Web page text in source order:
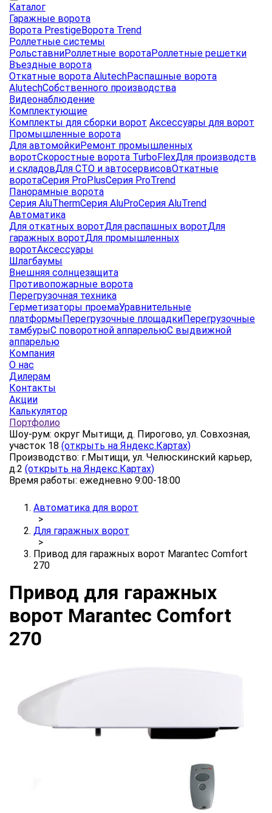
Каталог
Гаражные ворота
Ворота PrestigeВорота Trend
Роллетные системы
РольставниРоллетные воротаРоллетные решетки
Въездные ворота
Откатные ворота AlutechРаспашные ворота
AlutechСобственного производства
Видеонаблюдение
Комплектующие
Комплекты для сборки ворот Аксессуары для ворот
Промышленные ворота
Для автомойкиРемонт промышленных
воротСкоростные ворота TurboFlexДля производств
и складовДля СТО и автосервисовОткатные
воротаСерия ProPlusСерия ProTrend
Панорамные ворота
Серия AluThermСерия AluProСерия AluTrend
Автоматика
Для откатных воротДля распашных воротДля
гаражных воротДля промышленных
воротАксессуары
Шлагбаумы
Внешняя солнцезащита
Противопожарные ворота
Перегрузочная техника
Герметизаторы проемаУравнительные
платформыПерегрузочные площадкиПерегрузочные
тамбурыС поворотной аппарельюС выдвижной
аппарелью
Компания
О нас
Дилерам
Контакты
Акции
Калькулятор
Портфолио
Шоу-рум: округ Мытищи, д. Пирогово, ул. Совхозная,
участок 18 (открыть на Яндекс.Картах)
Производство: г.Мытищи, ул. Челюскинский карьер,
д.2 (открыть на Яндекс.Картах)
Время работы: ежедневно 9:00-18:00
Автоматика для ворот
>
Для гаражных ворот
>
Привод для гаражных ворот Marantec Comfort
270
Привод для гаражных
ворот Marantec Comfort
270